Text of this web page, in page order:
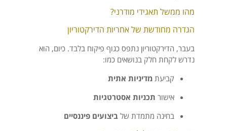
מהו ממשל תאגידי מודרני?
הגדרה מחודשת של אחריות הדירקטוריון
בעבר, הדירקטוריון נתפס כגוף פיקוח בלבד. כיום, הוא
נדרש לקחת חלק בנושאים כמו:
קביעת מדיניות אתית
אישור תכניות אסטרטגיות
בחינה מתמדת של ביצועים פיננסיים